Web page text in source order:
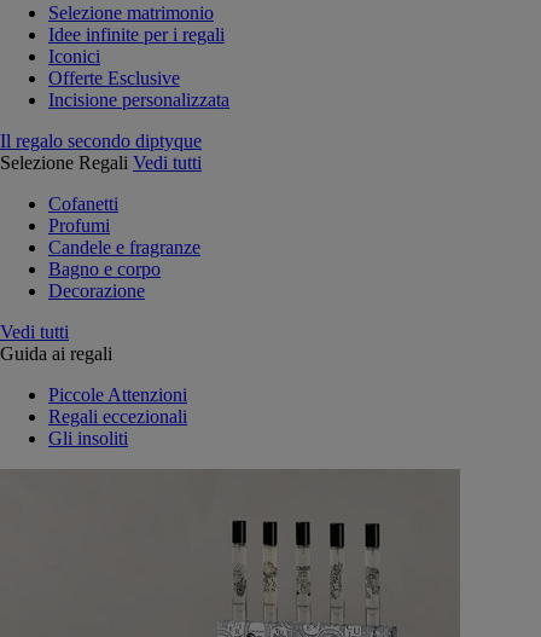
Selezione matrimonio
Idee infinite per i regali
Iconici
Offerte Esclusive
Incisione personalizzata
Il regalo secondo diptyque
Selezione Regali Vedi tutti
Cofanetti
Profumi
Candele e fragranze
Bagno e corpo
Decorazione
Vedi tutti
Guida ai regali
Piccole Attenzioni
Regali eccezionali
Gli insoliti